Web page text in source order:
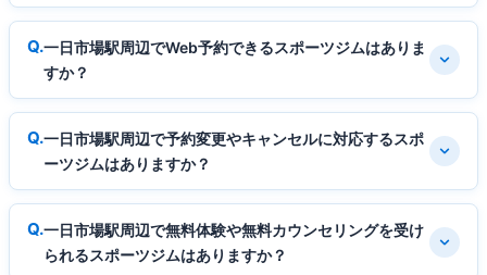
一日市場駅周辺でWeb予約できるスポーツジムはありま
すか？
一日市場駅周辺で予約変更やキャンセルに対応するスポ
ーツジムはありますか？
一日市場駅周辺で無料体験や無料カウンセリングを受け
られるスポーツジムはありますか？